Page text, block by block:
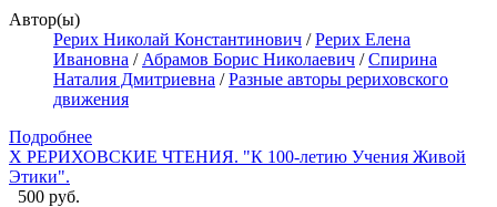
Автор(ы)
Рерих Николай Константинович /Рерих Елена
Ивановна / Абрамов Борис Николаевич /Спирина
Наталия Дмитриевна /Разные авторы рериховского
движения
Подробнее
X РЕРИХОВСКИЕ ЧТЕНИЯ. "К 100-летию Учения Живой
Этики".
500 руб.